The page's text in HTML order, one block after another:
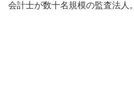
会計士が数十名規模の監査法人。